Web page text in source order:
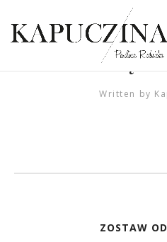
3 lutego
forum-
Written by
ZOSTAW